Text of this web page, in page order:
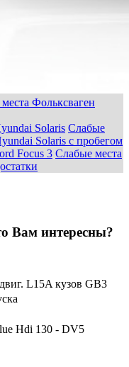
Фольксваген
Слабые
Solaris с пробегом
Слабые места
Вам интересны?
L15A кузов GB3
Hdi 130 - DV5